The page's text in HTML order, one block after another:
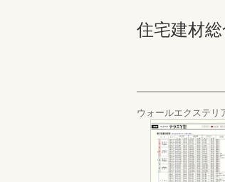
住宅建材
ウォールエクステリ